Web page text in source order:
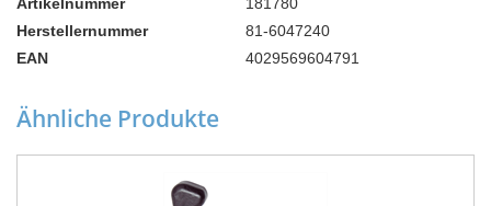
Artikelnummer
181780
Herstellernummer
81-6047240
EAN
4029569604791
Ähnliche Produkte